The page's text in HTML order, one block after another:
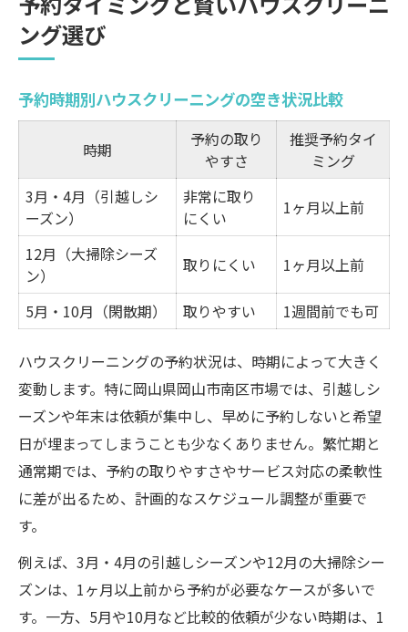
ング選び
予約時期別ハウスクリーニングの空き状況比較
時期
予約の取り
やすさ
推奨予約タイ
ミング
3月・4月（引越しシ
ーズン）
非常に取り
にくい
1ヶ月以上前
12月（大掃除シーズ
ン）
取りにくい 1ヶ月以上前
5月・10月（閑散期） 取りやすい 1週間前でも可
ハウスクリーニングの予約状況は、時期によって大きく
変動します。特に岡山県岡山市南区市場では、引越しシ
ーズンや年末は依頼が集中し、早めに予約しないと希望
日が埋まってしまうことも少なくありません。繁忙期と
通常期では、予約の取りやすさやサービス対応の柔軟性
に差が出るため、計画的なスケジュール調整が重要で
す。
例えば、3月・4月の引越しシーズンや12月の大掃除シー
ズンは、1ヶ月以上前から予約が必要なケースが多いで
す。一方、5月や10月など比較的依頼が少ない時期は、1